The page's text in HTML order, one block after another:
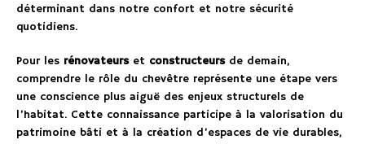
déterminant dans notre confort et notre sécurité
quotidiens.
Pour les rénovateurset constructeursde demain,
comprendre le rôle du chevêtre représente une étape vers
une conscience plus aiguë des enjeux structurels de
l’habitat. Cette connaissance participe à la valorisation du
patrimoine bâti et à la création d’espaces de vie durables,